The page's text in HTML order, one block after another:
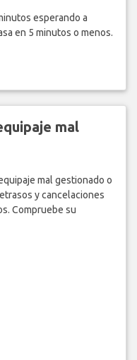
esperando a
en 5 minutos o menos.
mal
mal gestionado o
y cancelaciones
Compruebe su